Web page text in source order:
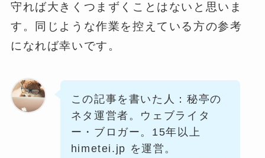
守れば大きくつまずくことはないと思いま
す。同じような作業を控えている方の参考
になれば幸いです。
この記事を書いた人：秘亭の
ネタ運営者。ウェブライタ
ー・ブロガー。15年以上
himetei.jp を運営。